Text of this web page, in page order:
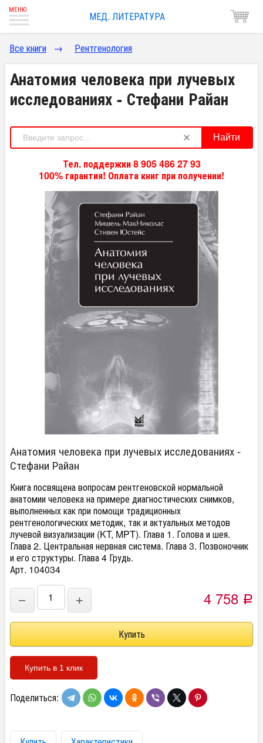
МЕД. ЛИТЕРАТУРА
Все книги → Рентгенология
Анатомия человека при лучевых
исследованиях - Стефани Райан
Найти
Тел. поддержки 8 905 486 27 93
100% гарантия! Оплата книг при получении!
Анатомия человека при лучевых исследованиях -
Стефани Райан
Книга посвящена вопросам рентгеновской нормальной
анатомии человека на примере диагностических снимков,
выполненных как при помощи традиционных
рентгенологических методик, так и актуальных методов
лучевой визуализации (KT, MPT). Глава 1. Голова и шея.
Глава 2. Центральная нервная система. Глава 3. Позвоночник
и его структуры. Глава 4 Грудь.
Арт. 104034
− + 4 758 Р
Купить в 1 клик
Поделиться: